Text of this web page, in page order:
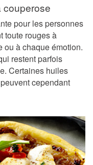
couperose
pour les personnes
toute rouges à
ou à chaque émotion.
restent parfois
Certaines huiles
cependant